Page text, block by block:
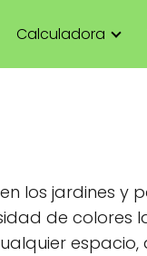
Calculadora
los jardines y
de colores